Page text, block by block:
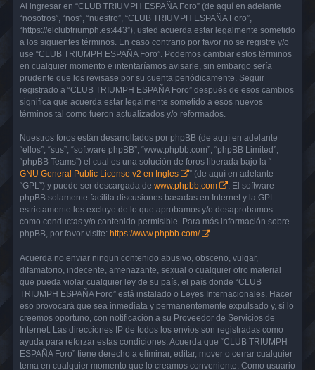
Al ingresar en “CLUB TRIUMPH ESPAÑA Foro” (de aquí en adelante
“nosotros”, “nos”, “nuestro”, “CLUB TRIUMPH ESPAÑA Foro”,
“https://elclubtriumph.es:443”), usted acuerda estar legalmente sometido
a los siguientes términos. En caso contrario por favor no se registre y/o
use “CLUB TRIUMPH ESPAÑA Foro”. Podemos cambiar estos términos
en cualquier momento e intentaríamos avisarle, sin embargo sería
prudente que los revisase por su cuenta periódicamente. Seguir
registrado a “CLUB TRIUMPH ESPAÑA Foro” después de esos cambios
significa que acuerda estar legalmente sometido a esos nuevos
términos tal como fueron actualizados y/o reformados.
Nuestros foros están desarrollados por phpBB (de aquí en adelante
“ellos”, “sus”, “software phpBB”, “www.phpbb.com”, “phpBB Limited”,
“phpBB Teams”) el cual es una solución de foros liberada bajo la “
GNU General Public License v2 en Ingles
” (de aquí en adelante
“GPL”) y puede ser descargada de www.phpbb.com
. El software
phpBB solamente facilita discusiones basadas en Internet y la GPL
estrictamente los excluye de lo que aprobamos y/o desaprobamos
como conductas y/o contenido permisible. Para más información sobre
phpBB, por favor visite: https://www.phpbb.com/ .
Acuerda no enviar ningun contenido abusivo, obsceno, vulgar,
difamatorio, indecente, amenazante, sexual o cualquier otro material
que pueda violar cualquier ley de su país, el país donde “CLUB
TRIUMPH ESPAÑA Foro” está instalado o Leyes Internacionales. Hacer
eso provocará que sea inmediata y permanentemente expulsado y, si lo
creemos oportuno, con notificación a su Proveedor de Servicios de
Internet. Las direcciones IP de todos los envíos son registradas como
ayuda para reforzar estas condiciones. Acuerda que “CLUB TRIUMPH
ESPAÑA Foro” tiene derecho a eliminar, editar, mover o cerrar cualquier
tema en cualquier momento que lo creamos conveniente. Como usuario